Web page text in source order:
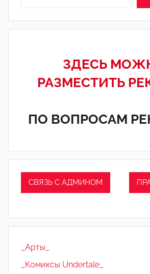
ЗДЕСЬ
РАЗМЕСТИТЬ
ПО ВОПРОСАМ
СВЯЗЬ С АДМИНОМ
_Арты_
_Комиксы Undertale_